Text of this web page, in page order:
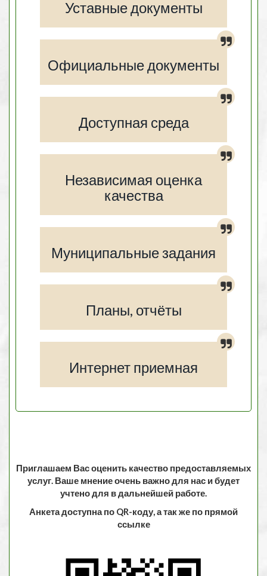
Уставные документы
Официальные документы
Доступная среда
Независимая оценка
качества
Муниципальные задания
Планы, отчёты
Интернет приемная
Приглашаем Вас оценить качество предоставляемых
услуг. Ваше мнение очень важно для нас и будет
учтено для в дальнейшей работе.
Анкета доступна по QR-коду, а так же по прямой
ссылке